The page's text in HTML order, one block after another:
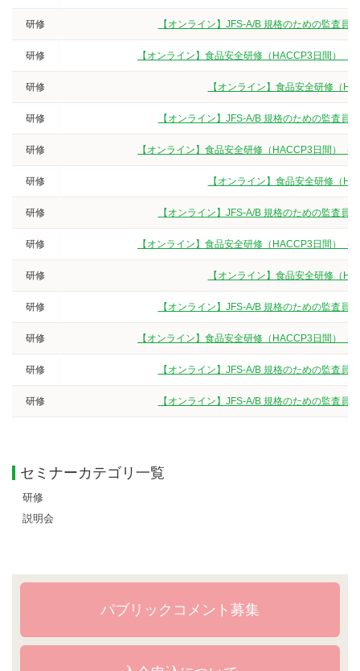
研修 【オンライン】JFS-A/B 規格のための監査
研修 【オンライン】食品安全研修（HACCP3日間）
研修 【オンライン】食品安全研修（
研修 【オンライン】JFS-A/B 規格のための監査
研修 【オンライン】食品安全研修（HACCP3日間）
研修 【オンライン】食品安全研修（
研修 【オンライン】JFS-A/B 規格のための監査
研修 【オンライン】食品安全研修（HACCP3日間）
研修 【オンライン】食品安全研修（
研修 【オンライン】JFS-A/B 規格のための監査
研修 【オンライン】食品安全研修（HACCP3日間）
研修 【オンライン】JFS-A/B 規格のための監査
研修 【オンライン】JFS-A/B 規格のための監査
セミナーカテゴリ一覧
研修
説明会
パブリックコメント募集